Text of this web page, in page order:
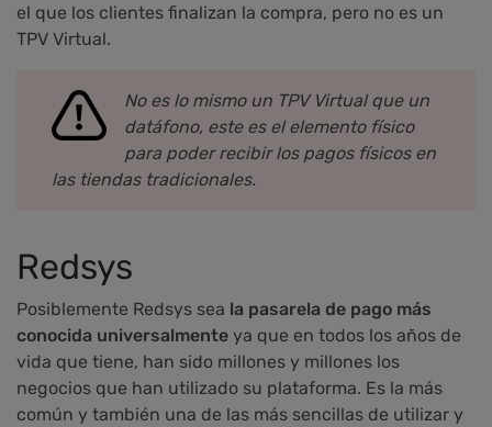
el que los clientes finalizan la compra, pero no es un
TPV Virtual.
No es lo mismo un TPV Virtual que un
datáfono, este es el elemento físico
para poder recibir los pagos físicos en
las tiendas tradicionales.
Redsys
Posiblemente Redsys sea la pasarela de pago más
conocida universalmente ya que en todos los años de
vida que tiene, han sido millones y millones los
negocios que han utilizado su plataforma. Es la más
común y también una de las más sencillas de utilizar y